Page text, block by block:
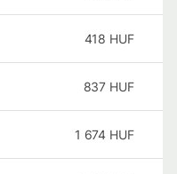
418 HUF
837 HUF
1 674 HUF